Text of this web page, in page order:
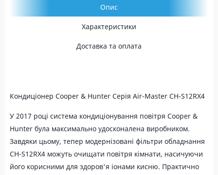
Опис
Характеристики
Доставка та оплата
Кондиціонер Cooper & Hunter Серія Air-Master CH-S12RX4
У 2017 році система кондиціонування повітря Cooper &
Hunter була максимально удосконалена виробником.
Завдяки цьому, тепер модернізовані фільтри обладнання
CH-S12RX4 можуть очищати повітря кімнати, насичуючи
його корисними для здоров'я іонами кисню. Практично